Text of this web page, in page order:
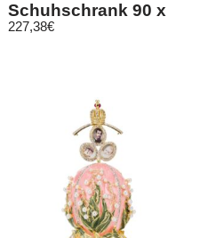
Schuhschrank 90 x
89 cm
227,38€